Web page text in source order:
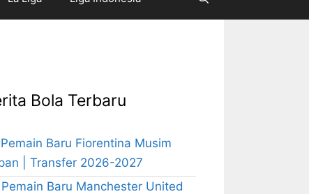
Bola Terbaru
Baru Fiorentina Musim
| Transfer 2026-2027
Baru Manchester United